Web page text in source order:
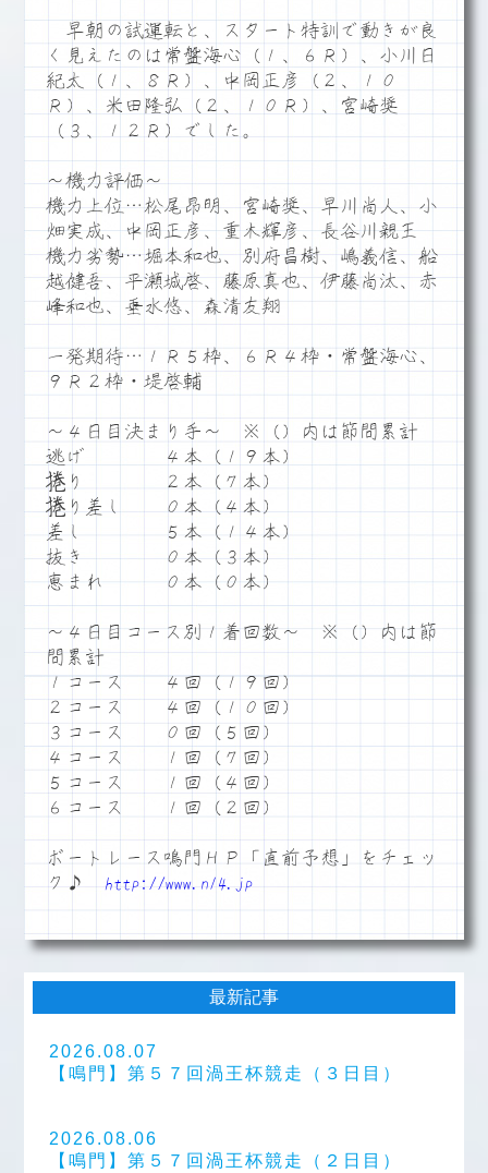
早朝の試運転と、スタート特訓で動きが良
く見えたのは常盤海心（１、６Ｒ）、小川日
紀太（１、８Ｒ）、中岡正彦（２、１０
Ｒ）、米田隆弘（２、１０Ｒ）、宮崎奨
（３、１２Ｒ）でした。
～機力評価～
機力上位…松尾昂明、宮崎奨、早川尚人、小
畑実成、中岡正彦、重木輝彦、長谷川親王
機力劣勢…堀本和也、別府昌樹、嶋義信、船
越健吾、平瀬城啓、藤原真也、伊藤尚汰、赤
峰和也、垂水悠、森清友翔
一発期待…１Ｒ５枠、６Ｒ４枠・常盤海心、
９Ｒ２枠・堤啓輔
～４日目決まり手～ ※（）内は節間累計
逃げ ４本（１９本）
捲り ２本（７本）
捲り差し ０本（４本）
差し ５本（１４本）
抜き ０本（３本）
恵まれ ０本（０本）
～４日目コース別１着回数～ ※（）内は節
間累計
１コース ４回（１９回）
２コース ４回（１０回）
３コース ０回（５回）
４コース １回（７回）
５コース １回（４回）
６コース １回（２回）
ボートレース鳴門ＨＰ「直前予想」をチェッ
ク♪ http://www.n14.jp
最新記事
2026.08.07
【鳴門】第５７回渦王杯競走（３日目）
2026.08.06
【鳴門】第５７回渦王杯競走（２日目）